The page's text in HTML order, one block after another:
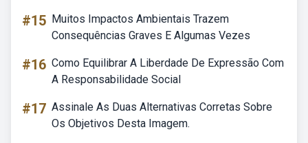
#15 Muitos Impactos Ambientais Trazem
Consequências Graves E Algumas Vezes
#16 Como Equilibrar A Liberdade De Expressão Com
A Responsabilidade Social
#17 Assinale As Duas Alternativas Corretas Sobre
Os Objetivos Desta Imagem.